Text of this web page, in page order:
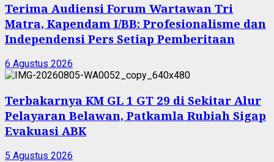
Terima Audiensi Forum Wartawan Tri
Matra, Kapendam I/BB: Profesionalisme dan
Independensi Pers Setiap Pemberitaan
6 Agustus 2026
Terbakarnya KM GL 1 GT 29 di Sekitar Alur
Pelayaran Belawan, Patkamla Rubiah Sigap
Evakuasi ABK
5 Agustus 2026